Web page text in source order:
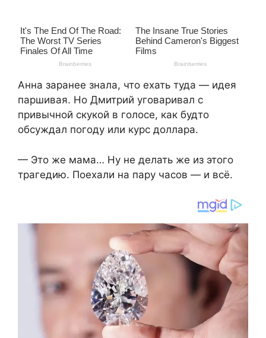
Анна заранее знала, что ехать туда — идея
паршивая. Но Дмитрий уговаривал с
привычной скукой в голосе, как будто
обсуждал погоду или курс доллара.
— Это же мама… Ну не делать же из этого
трагедию. Поехали на пару часов — и всё.